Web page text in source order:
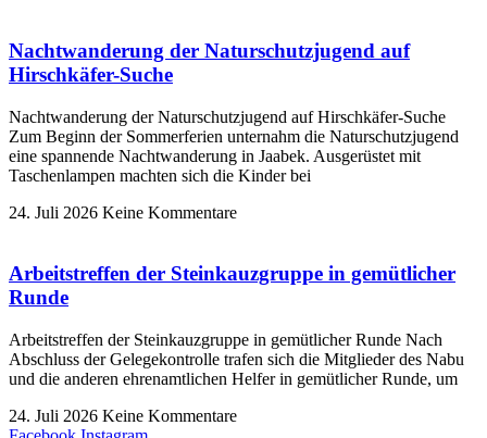
Nachtwanderung der Naturschutzjugend auf
Hirschkäfer-Suche
Nachtwanderung der Naturschutzjugend auf Hirschkäfer-Suche
Zum Beginn der Sommerferien unternahm die Naturschutzjugend
eine spannende Nachtwanderung in Jaabek. Ausgerüstet mit
Taschenlampen machten sich die Kinder bei
24. Juli 2026 Keine Kommentare
Arbeitstreffen der Steinkauzgruppe in gemütlicher
Runde
Arbeitstreffen der Steinkauzgruppe in gemütlicher Runde Nach
Abschluss der Gelegekontrolle trafen sich die Mitglieder des Nabu
und die anderen ehrenamtlichen Helfer in gemütlicher Runde, um
24. Juli 2026 Keine Kommentare